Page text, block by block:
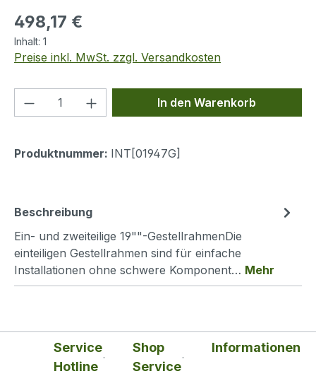
Regulärer Preis:
498,17 €
Inhalt: 1
Preise inkl. MwSt. zzgl. Versandkosten
Produkt Anzahl: Gib denIn den Warenkorb
Produktnummer: INT[01947G]
Beschreibung
Ein- und zweiteilige 19""-GestellrahmenDie
einteiligen Gestellrahmen sind für einfache
Installationen ohne schwere Komponent… Mehr
Service
Hotline
Shop
Service
Informationen